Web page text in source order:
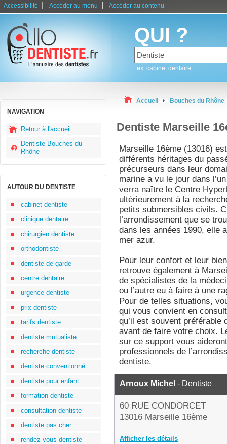
Accessibilité Accéder au menu Accéder au contenu
QUI ?
ex: cabinet dentaire
NAVIGATION
Retour à l'accueil
Dentiste Bouches du
Rhône
AUTOUR DU DENTISTE
cabinet dentiste
clinique dentaire
chirurgien dentiste
orthodontiste
dentiste de garde
centre dentaire
urgence dentiste
prix dentiste
tarifs dentiste
dentiste mutualiste
recherche dentiste
dentiste conventionné
dentiste pour enfant
formation dentiste
consultation dentiste
dentiste pas cher
rendez-vous dentiste
Accueil Bouches du Rhône
Dentiste Marseille
Marseille 16ème (13016)
différents héritages du
précurseurs dans leur
marine a vu le jour dans
verra naître le Centre
ultérieurement à la
petits submersibles civils.
l’arrondissement que se
dans les années 1990, elle
mer azur.
Pour leur confort et leur
retrouve également à
de spécialistes de la
ou l’autre eu à faire à une
Pour de telles situations,
qui vous convient en
qu’il est souvent
avant de faire votre choix.
sur ce support vous
professionnels de
dentiste.
Arnoux Michel - Dentiste
60 RUE CONDORCET
13016 Marseille 16ème
Afficher les détails